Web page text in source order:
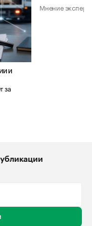
И
за
Мнение